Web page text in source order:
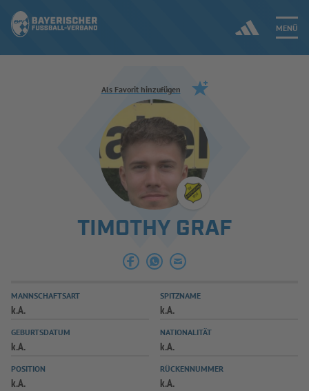
MENÜ
Jetzt einloggen
ERGEBNISSE & WETTBEWERBE
SPIELBETRIEB & VERBANDSLEBEN
AUSBILDUNG & FÖRDERUNG
SPIELPLUS
Als Favorit hinzufügen
TIMOTHY GRAF
MANNSCHAFTSART
k.A.
SPITZNAME
k.A.
GEBURTSDATUM
k.A.
NATIONALITÄT
k.A.
POSITION
k.A.
RÜCKENNUMMER
k.A.